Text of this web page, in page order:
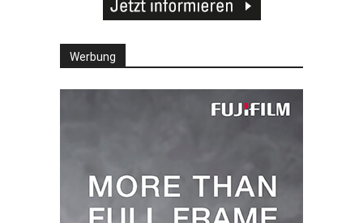
Werbung